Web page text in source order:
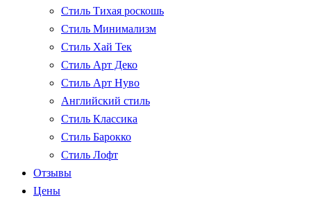
Стиль Тихая роскошь
Стиль Минимализм
Стиль Хай Тек
Стиль Арт Деко
Стиль Арт Нуво
Английский стиль
Стиль Классика
Стиль Барокко
Стиль Лофт
Отзывы
Цены